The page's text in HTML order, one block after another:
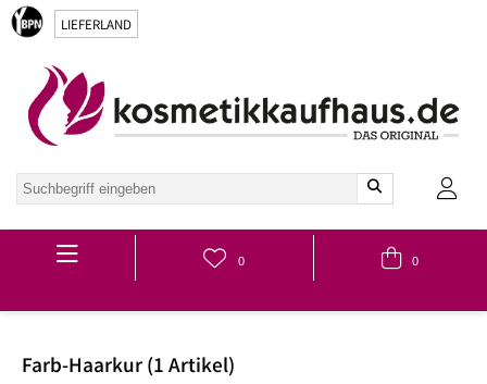
LIEFERLAND
Hauptmenü
0 0
Farb-Haarkur (1 Artikel)